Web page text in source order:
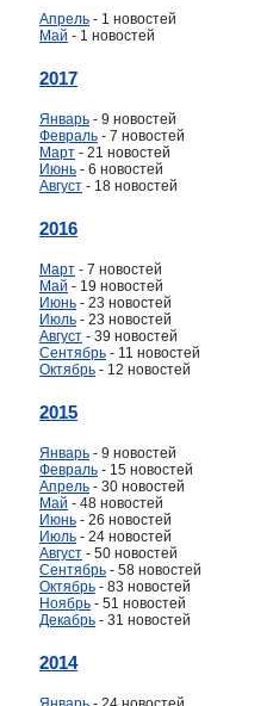
Апрель - 1 новостей
Май - 1 новостей
2017
Январь - 9 новостей
Февраль - 7 новостей
Март - 21 новостей
Июнь - 6 новостей
Август - 18 новостей
2016
Март - 7 новостей
Май - 19 новостей
Июнь - 23 новостей
Июль - 23 новостей
Август - 39 новостей
Сентябрь - 11 новостей
Октябрь - 12 новостей
2015
Январь - 9 новостей
Февраль - 15 новостей
Апрель - 30 новостей
Май - 48 новостей
Июнь - 26 новостей
Июль - 24 новостей
Август - 50 новостей
Сентябрь - 58 новостей
Октябрь - 83 новостей
Ноябрь - 51 новостей
Декабрь - 31 новостей
2014